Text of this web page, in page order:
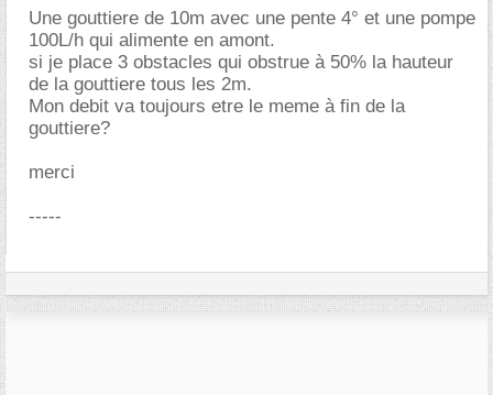
Une gouttiere de 10m avec une pente 4° et une pompe
100L/h qui alimente en amont.
si je place 3 obstacles qui obstrue à 50% la hauteur
de la gouttiere tous les 2m.
Mon debit va toujours etre le meme à fin de la
gouttiere?
merci
-----